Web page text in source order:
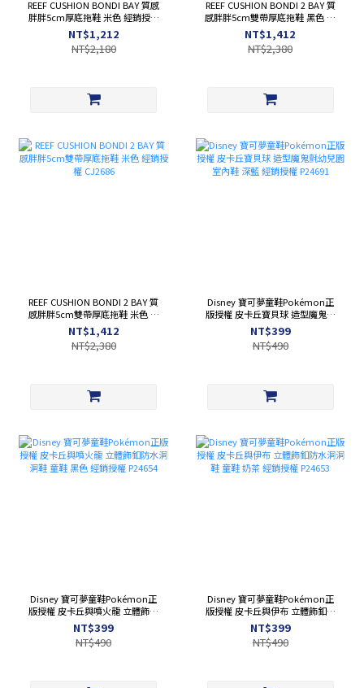
REEF CUSHION BONDI BAY 質感
胖胖5cm厚底拖鞋 米色 經銷授權
CJ2687
NT$1,212
NT$2,180
REEF CUSHION BONDI 2 BAY 質
感胖胖5cm雙帶厚底拖鞋 黑色 經
銷授權 CJ2224
NT$1,412
NT$2,380
REEF CUSHION BONDI 2 BAY 質
感胖胖5cm雙帶厚底拖鞋 米色 經
銷授權 CJ2686
NT$1,412
NT$2,380
Disney 寶可夢童鞋Pokémon正
版授權 皮卡丘寶貝球 造型魔鬼氈
幼兒園室內鞋 深藍 經銷授權
P24691
NT$399
NT$490
Disney 寶可夢童鞋Pokémon正
版授權 皮卡丘與噴火龍 立體飾釦
防水洞洞鞋 童鞋 黑色 經銷授權
P24654
NT$399
NT$490
Disney 寶可夢童鞋Pokémon正
版授權 皮卡丘與伊布 立體飾釦防
水洞洞鞋 童鞋 奶茶 經銷授權
P24653
NT$399
NT$490